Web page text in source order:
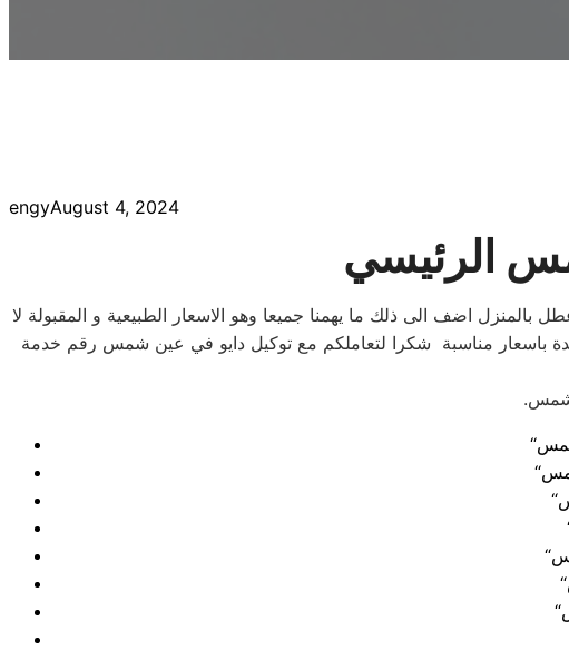
engyAugust 4, 2024
الرئيسي
بالمنزل اضف الى ذلك ما يهمنا جميعا وهو الاسعار الطبيعية و المقبولة لا
باسعار مناسبة شكرا لتعاملكم مع توكيل دايو في عين شمس رقم خدمة